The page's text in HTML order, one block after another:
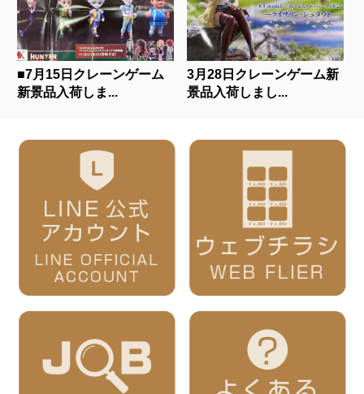
■7月15日クレーンゲーム
新景品入荷しま...
3月28日クレーンゲーム新
景品入荷しまし...